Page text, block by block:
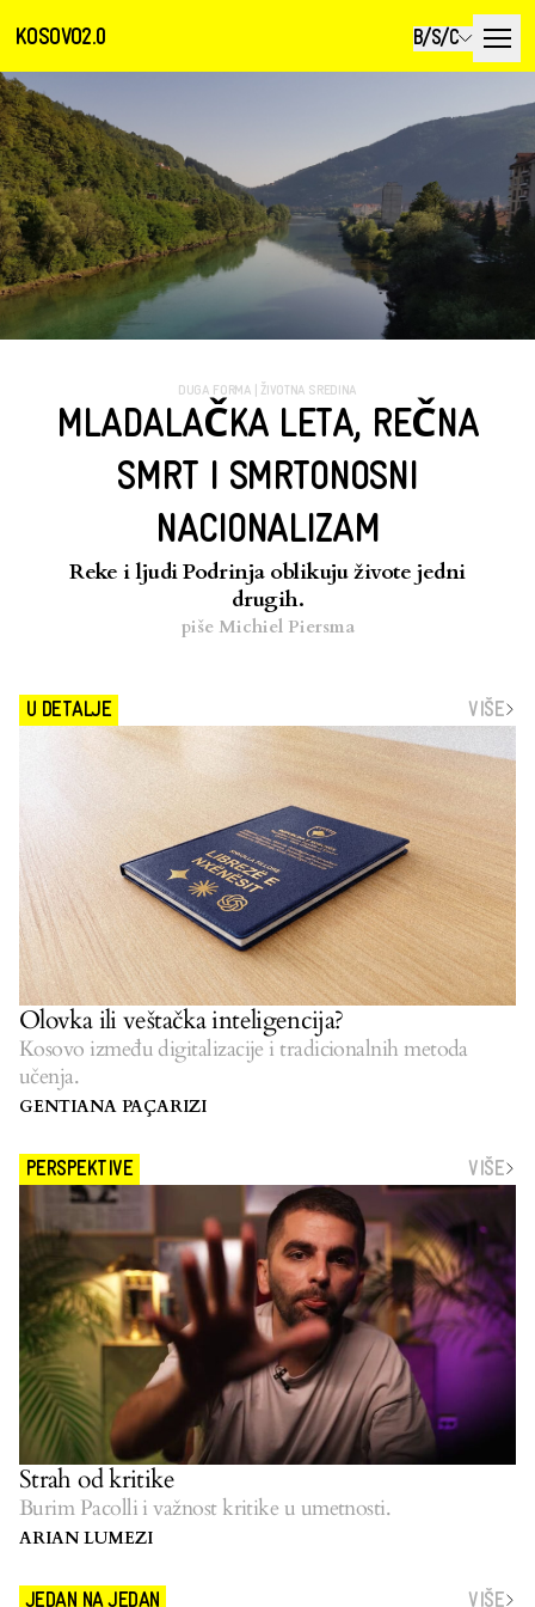
KOSOVO2.0 B/S/C
DUGA FORMA ŽIVOTNA SREDINA
MLADALAČKA LETA, REČNA
SMRT I SMRTONOSNI
NACIONALIZAM
Reke i ljudi Podrinja oblikuju živote jedni
drugih.
piše Michiel Piersma
U DETALJE VIŠE
Olovka ili veštačka inteligencija?
Kosovo između digitalizacije i tradicionalnih metoda
učenja.
GENTIANA PAÇARIZI
PERSPEKTIVE VIŠE
Strah od kritike
Burim Pacolli i važnost kritike u umetnosti.
ARIAN LUMEZI
JEDAN NA JEDAN VIŠE